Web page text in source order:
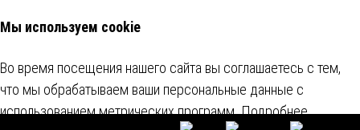
Мы используем cookie
Во время посещения нашего сайта вы соглашаетесь с тем,
что мы обрабатываем ваши персональные данные с
использованием метрических программ.Подробнее